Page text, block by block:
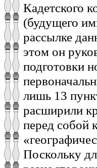
Кадетского
(будущего
рассылке
этом он
подготовки
лишь 13
расширили
перед собой
Поскольку